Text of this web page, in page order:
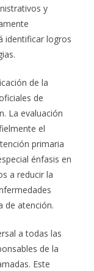
y
identificar logros
de la
de
La evaluación
el
primaria
énfasis en
a reducir la
de atención.
a todas las
de la
Este